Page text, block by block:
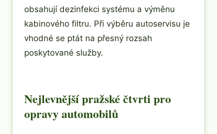
obsahují dezinfekci systému a výměnu
kabinového filtru. Při výběru autoservisu je
vhodné se ptát na přesný rozsah
poskytované služby.
Nejlevnější pražské čtvrti pro
opravy automobilů